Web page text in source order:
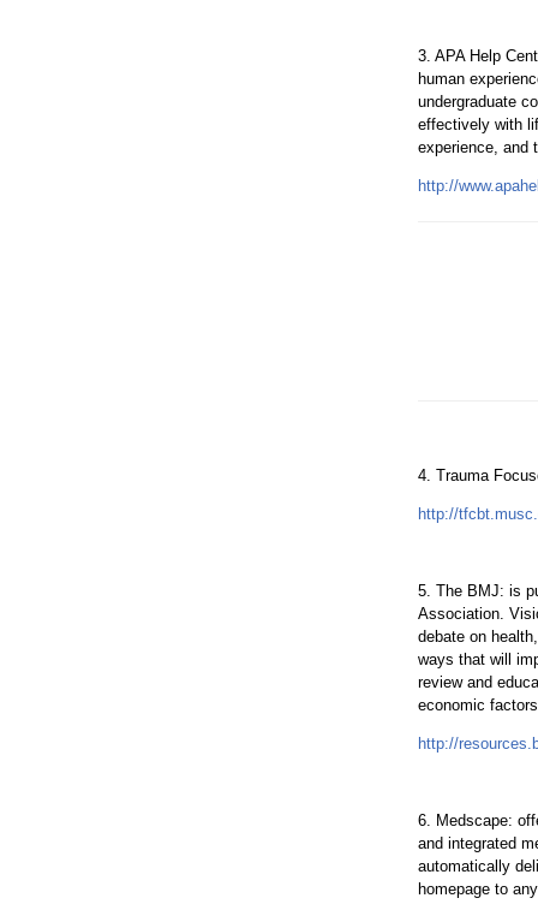
3. APA Help
human
undergraduate
effectively with
experience, and
http://
4. Trauma
http://
5. The BMJ: is
Association.
debate on
ways that will
review and
economic
http://
6. Medscape:
and integrated
automatically
homepage to